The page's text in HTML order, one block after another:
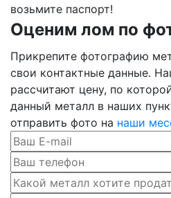
возьмите паспорт!
Оценим лом по
Прикрепите фотографию
свои контактные данные.
рассчитают цену, по
данный металл в наших
отправить фото на наши